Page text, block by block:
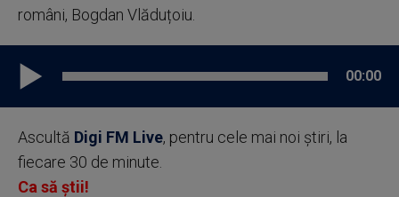
români, Bogdan Vlăduțoiu.
00:00
Ascultă Digi FM Live, pentru cele mai noi știri, la
fiecare 30 de minute.
Ca să știi!